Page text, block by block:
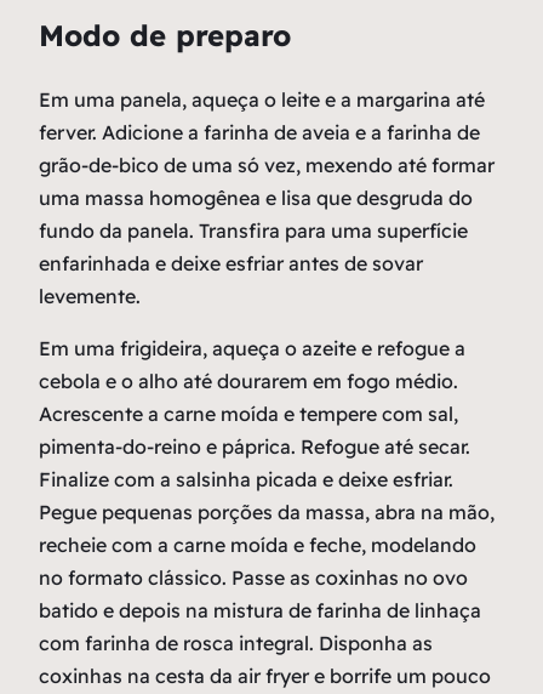
Modo de preparo
Em uma panela, aqueça o leite e a margarina até
ferver. Adicione a farinha de aveia e a farinha de
grão-de-bico de uma só vez, mexendo até formar
uma massa homogênea e lisa que desgruda do
fundo da panela. Transfira para uma superfície
enfarinhada e deixe esfriar antes de sovar
levemente.
Em uma frigideira, aqueça o azeite e refogue a
cebola e o alho até dourarem em fogo médio.
Acrescente a carne moída e tempere com sal,
pimenta-do-reino e páprica. Refogue até secar.
Finalize com a salsinha picada e deixe esfriar.
Pegue pequenas porções da massa, abra na mão,
recheie com a carne moída e feche, modelando
no formato clássico. Passe as coxinhas no ovo
batido e depois na mistura de farinha de linhaça
com farinha de rosca integral. Disponha as
coxinhas na cesta da air fryer e borrife um pouco